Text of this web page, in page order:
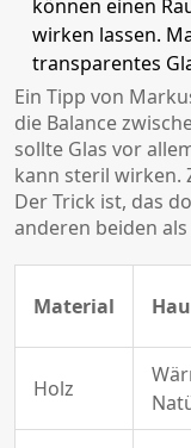
können einen
wirken lassen.
transparentes
Ein Tipp von
die Balance
sollte Glas vor
kann steril wirken.
Der Trick ist, das
anderen beiden
Material
Holz